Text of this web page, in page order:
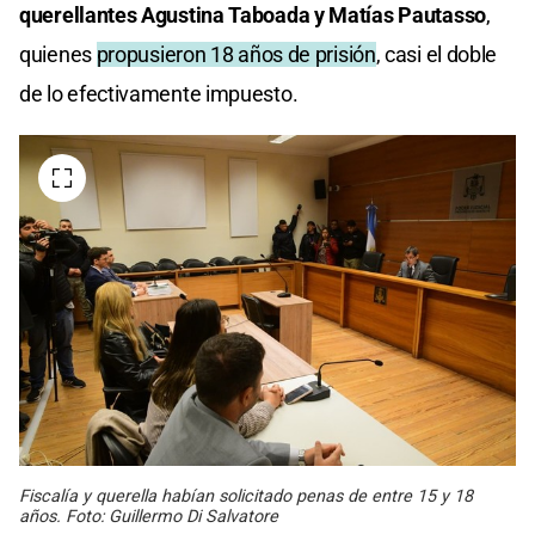
querellantes Agustina Taboada y Matías Pautasso,
quienes propusieron 18 años de prisión, casi el doble
de lo efectivamente impuesto.
Fiscalía y querella habían solicitado penas de entre 15 y 18
años. Foto: Guillermo Di Salvatore